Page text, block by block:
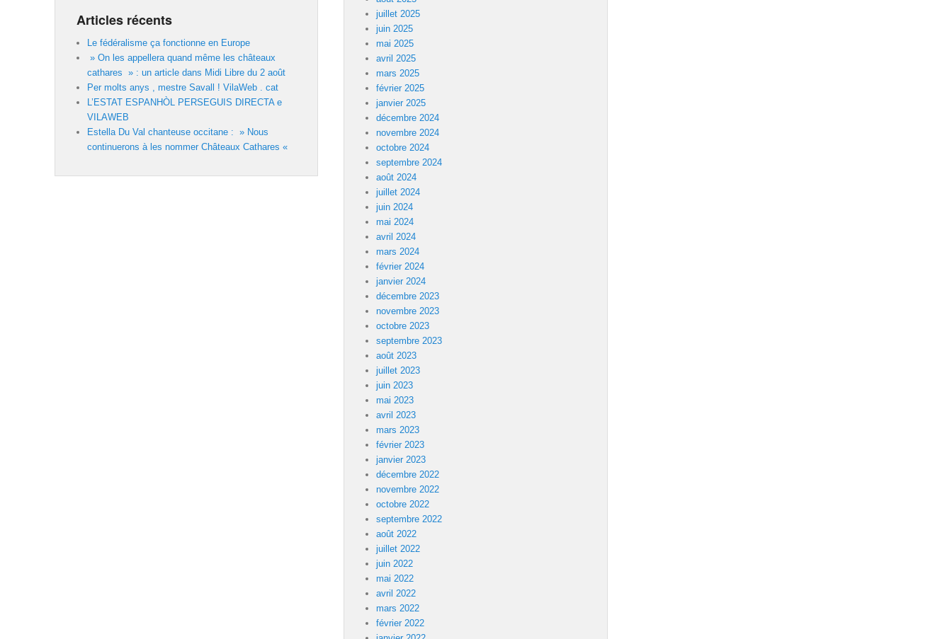
Articles récents
Le fédéralisme ça fonctionne en Europe
» On les appellera quand même les châteaux
cathares » : un article dans Midi Libre du 2 août
Per molts anys , mestre Savall ! VilaWeb . cat
L’ESTAT ESPANHÒL PERSEGUIS DIRECTA e
VILAWEB
Estella Du Val chanteuse occitane : » Nous
continuerons à les nommer Châteaux Cathares «
juillet 2025
juin 2025
mai 2025
avril 2025
mars 2025
février 2025
janvier 2025
décembre 2024
novembre 2024
octobre 2024
septembre 2024
août 2024
juillet 2024
juin 2024
mai 2024
avril 2024
mars 2024
février 2024
janvier 2024
décembre 2023
novembre 2023
octobre 2023
septembre 2023
août 2023
juillet 2023
juin 2023
mai 2023
avril 2023
mars 2023
février 2023
janvier 2023
décembre 2022
novembre 2022
octobre 2022
septembre 2022
août 2022
juillet 2022
juin 2022
mai 2022
avril 2022
mars 2022
février 2022